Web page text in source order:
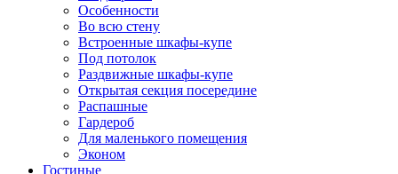
Особенности
Во всю стену
Встроенные шкафы-купе
Под потолок
Раздвижные шкафы-купе
Открытая секция посередине
Распашные
Гардероб
Для маленького помещения
Эконом
Гостиные